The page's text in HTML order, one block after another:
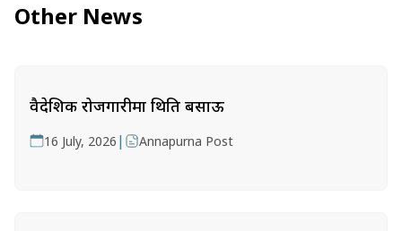
Other News
वैदेशिक रोजगारीमा थिति बसाऊ
16 July, 2026 | Annapurna Post